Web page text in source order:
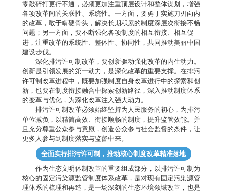
零敲碎打更行不通，必须更加注重顶层设计和整体谋划，增强
各项改革间的关联性、系统性。一方面，要勇于实施刀刃向内
的改革，敢于啃硬骨头，解决长期积累的制度深层次衔接不畅
问题；另一方面，要不断强化各项制度的相互衔接、相互促
进，注重改革的系统性、整体性、协同性，共同推动美丽中国
建设步伐。
深化排污许可制改革，要创新驱动强化改革的内生动力。
创新是引领发展的第一动力，是深化改革的重要支撑。在排污
许可制改革进程中，既要加强制度自身改革进行中的探索和创
新，也要在制度衔接融合中探索创新路径，深入推动制度体系
的变革与优化，为深化改革注入强大动力。
排污许可制改革必须始终坚持为人民服务的初心，为排污
单位减负，以精简高效、衔接顺畅的制度，提升监管效能。并
且充分尊重公众参与意愿，创造公众参与社会监督的条件，让
更多人参与到制度落实与监督中来。
全面实行排污许可制，推动核心制度改革精准落地
作为生态文明体制改革的重要组成部分，以排污许可制为
核心的固定污染源监管制度体系改革，是对现有固定污染源管
理体系的梳理和再造，是一场深刻的生态环境领域改革，也是